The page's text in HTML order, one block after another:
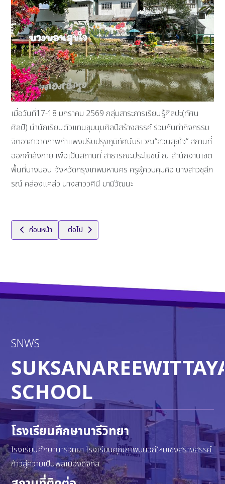
เมื่อวันที่17-18 มกราคม 2569 กลุ่มสาระการเรียนรู้ศิลปะ(ทัศน
ศิลป์) นำนักเรียนตัวแทนชุมนุมศิลป์สร้างสรรค์ ร่วมกันทำกิจกรรม
จิตอาสาวาดภาพกำแพงปรับปรุงภูมิทัศน์บริเวณ“สวนสุขใจ“ สถานที่
ออกกำลังกาย เพื่อเป็นสถานที่ สาธารณะประโยชน์ ณ สำนักงานเขต
พื้นที่บางบอน จังหวัดกรุงเทพมหานคร ครูผู้ควบคุมคือ นางสาวชุลีภ
รณ์ คล่องแคล่ว นางสาววศินี มามีวัฒนะ
เนื้อหาก่อนหน้า: กิจกรรมการประกวดแกะสลักผักเครื่องจิ้มพร้อมภาชนะใบ
ก่อนหน้า เนื้อหาถัดไป: การแข่งขัน SPU Accounting
ต่อไป
SNWS
SCHOOL
โรงเรียนศึกษานารีวิทยา
โรงเรียนศึกษานารีวิทยา โรงเรียนคุณภาพบนวิถีใหม่เชิงสร้างสรรค์
ก้าวสู่ความเป็นพลเมืองดิจิทัล